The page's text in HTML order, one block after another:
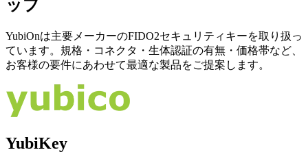
ップ
YubiOnは主要メーカーのFIDO2セキュリティキーを取り扱っ
ています。規格・コネクタ・生体認証の有無・価格帯など、
お客様の要件にあわせて最適な製品をご提案します。
YubiKey